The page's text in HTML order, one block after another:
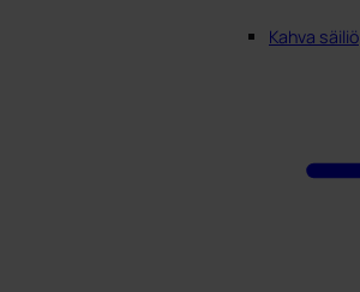
Kahva säiliö